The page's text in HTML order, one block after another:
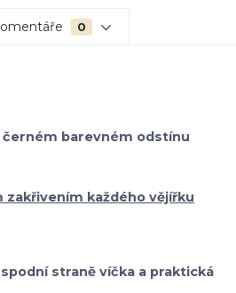
0
černém barevném odstínu
každého vějířku
straně víčka a praktická